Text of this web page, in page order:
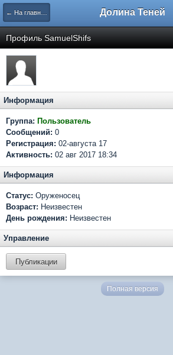
← На главную Долина Теней
Профиль SamuelShifs
Информация
Группа: Пользователь
Сообщений: 0
Регистрация: 02-августа 17
Активность: 02 авг 2017 18:34
Информация
Статус: Оруженосец
Возраст: Неизвестен
День рождения: Неизвестен
Управление
Публикации
Полная версия